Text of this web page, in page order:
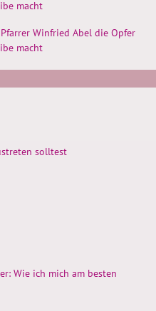
macht
Winfried Abel die Opfer
macht
solltest
Wie ich mich am besten